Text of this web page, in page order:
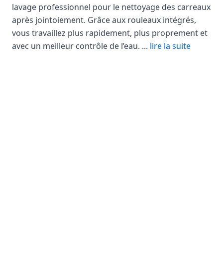
lavage professionnel pour le nettoyage des carreaux
après jointoiement. Grâce aux rouleaux intégrés,
vous travaillez plus rapidement, plus proprement et
avec un meilleur contrôle de l’eau. ... lire la suite